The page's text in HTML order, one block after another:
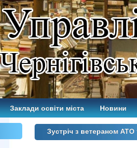
Заклади освіти міста Новини
Зустріч з ветераном